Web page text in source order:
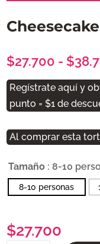
$27.700 - $
Regístrate aquí y
punto = $1 de
Al comprar esta
Tamaño : 8-10
8-10 personas
$27.700